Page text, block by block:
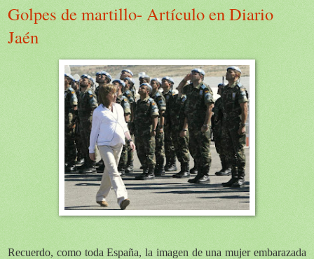
Golpes de martillo- Artículo en Diario
Jaén
Recuerdo, como toda España, la imagen de una mujer embarazada